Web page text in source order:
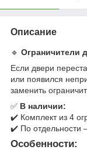
Описание
🔹 Ограничители
Если двери
или появился
заменить
✅ В наличии:
✔️ Комплект из 4
✔️ По отдельности
Особенности: